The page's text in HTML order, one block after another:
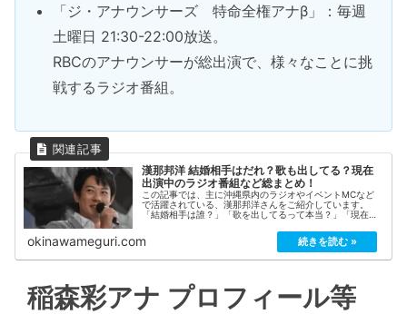
「ジ・アナウンサーズ 特命全権アナβ」：毎週
土曜日 21:30-22:00放送。
RBCのアナウンサーが総出演で、様々なことに挑
戦するラジオ番組。
漢那邦洋 結婚相手はだれ？歌も出してる？現在
出演中のラジオ番組など総まとめ！
この記事では、主に沖縄県内のラジオやイベントMCなど
で活躍されている、漢那邦洋さんをご紹介しています。
「結婚相手は誰？」「歌を出してるって本当？」「現在出
などのSNSアカウントまとめ」など気になる情報を総まと
めしてみました！
okinawameguri.com
稲森彩アナ プロフィール等